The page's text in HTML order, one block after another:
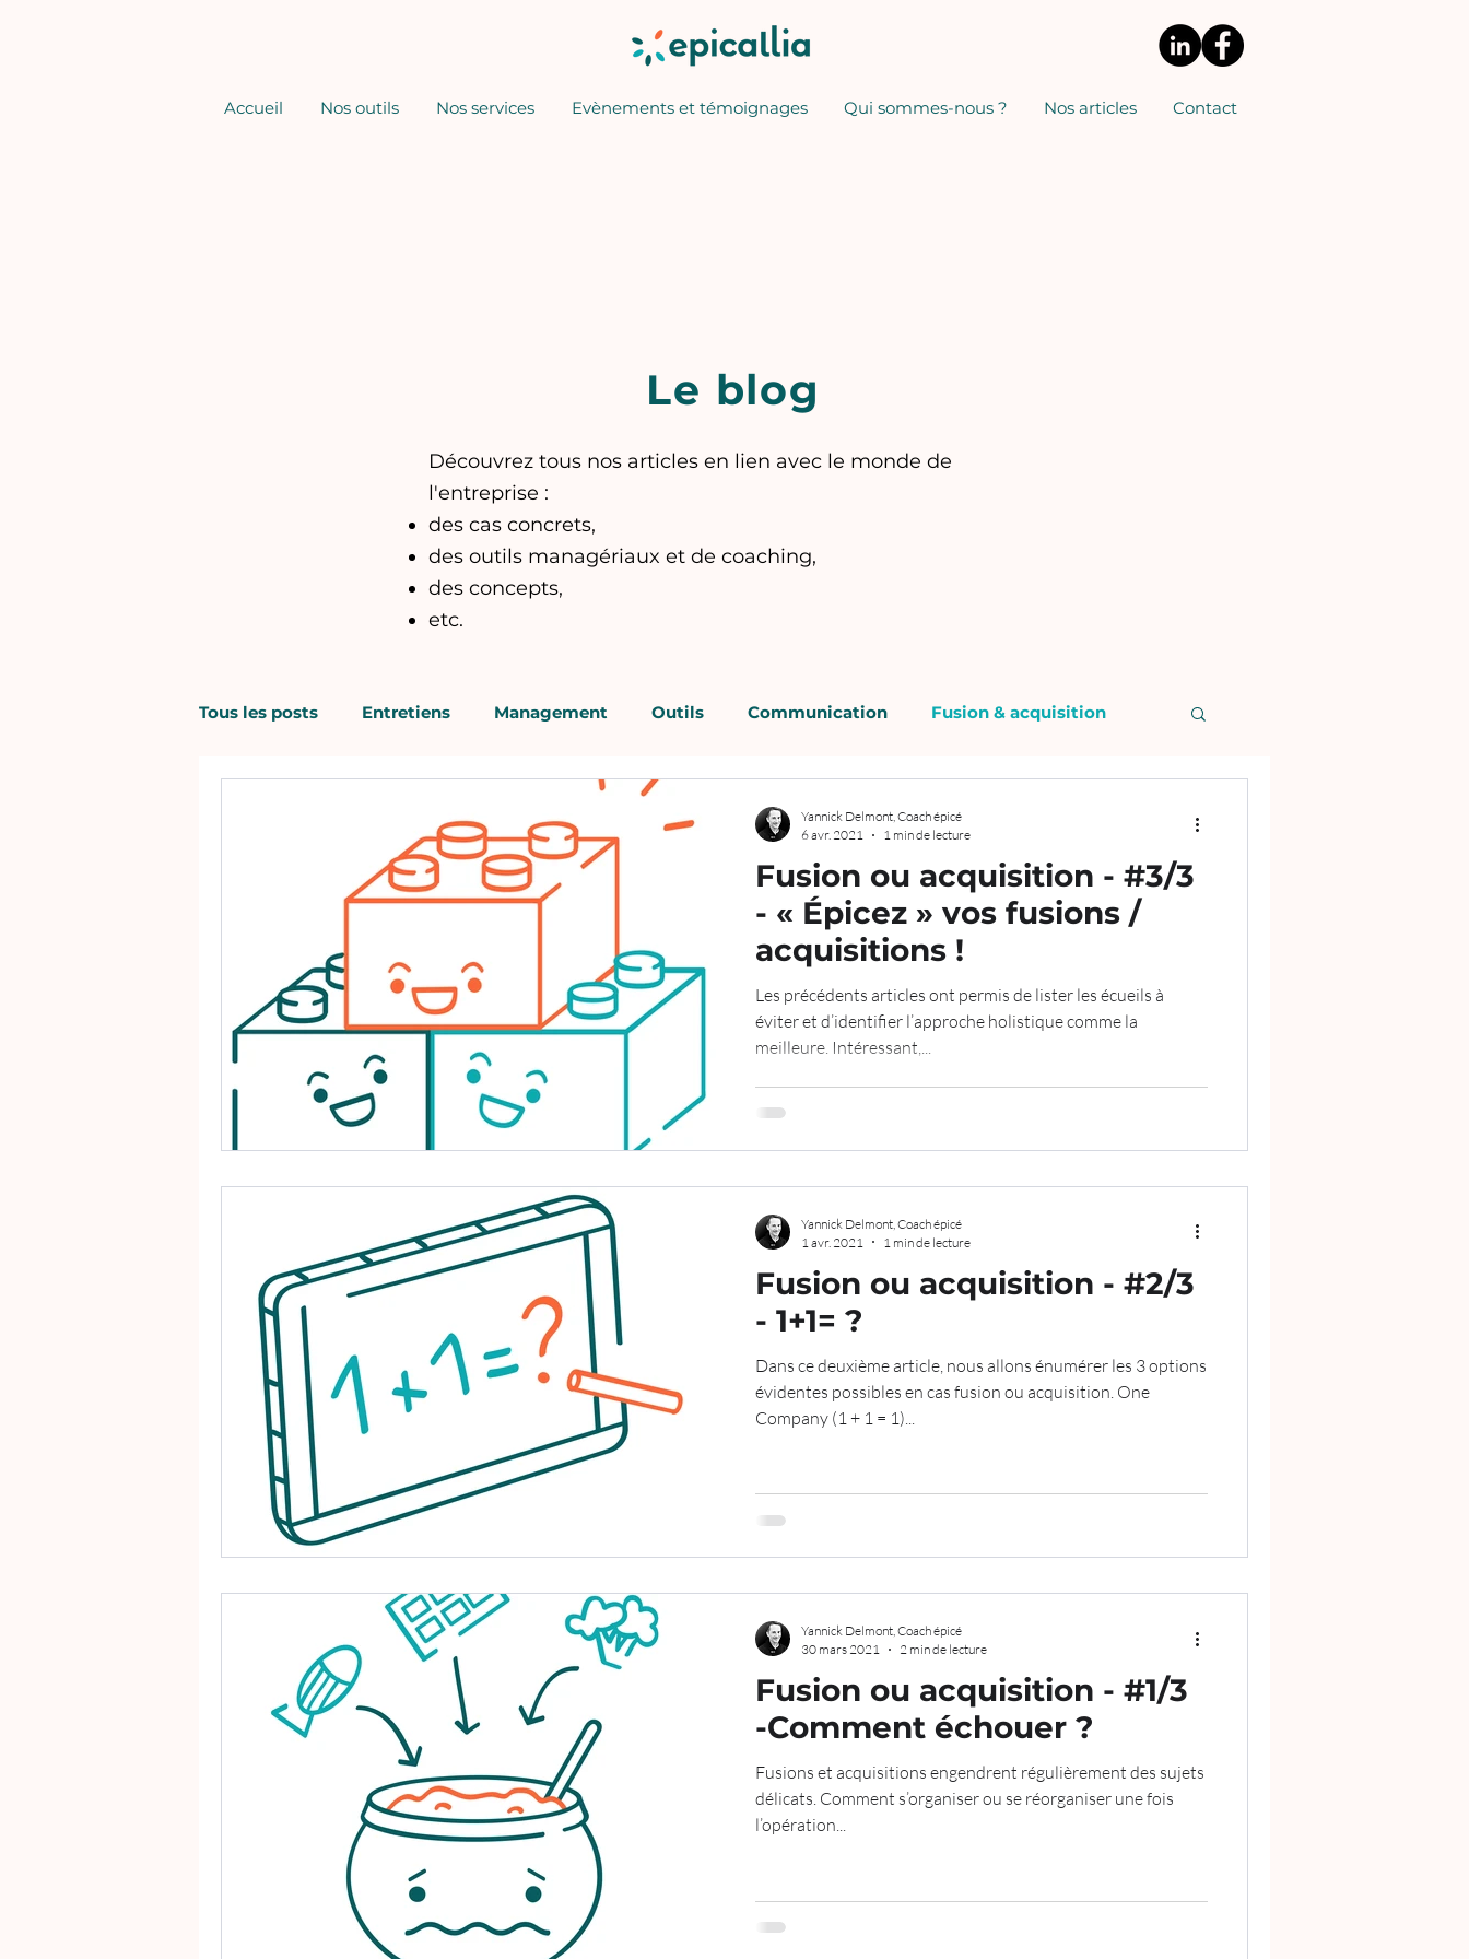
Accueil Nos outils Nos services Evènements et témoignages Qui sommes-nous ? Nos articles Contact
Le blog
Découvrez tous nos articles en lien avec le monde de
l'entreprise :
des cas concrets,
des outils managériaux et de coaching,
des concepts,
etc.
Tous les posts Entretiens Management Outils Communication Fusion & acquisition
Fusion ou acquisition - #3/3
- « Épicez » vos fusions /
acquisitions !
Les précédents articles ont permis de lister les écueils à
éviter et d’identifier l’approche holistique comme la
meilleure. Intéressant,...
Yannick Delmont, Coach épicé
6 avr. 2021
1 min de lecture
Fusion ou acquisition - #2/3
- 1+1= ?
Dans ce deuxième article, nous allons énumérer les 3 options
évidentes possibles en cas fusion ou acquisition. One
Company (1 + 1 = 1)...
Yannick Delmont, Coach épicé
1 avr. 2021
1 min de lecture
Fusion ou acquisition - #1/3
-Comment échouer ?
Fusions et acquisitions engendrent régulièrement des sujets
délicats. Comment s’organiser ou se réorganiser une fois
l’opération...
Yannick Delmont, Coach épicé
30 mars 2021
2 min de lecture